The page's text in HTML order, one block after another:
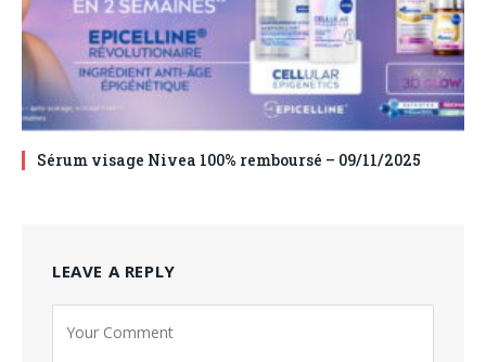
Sérum visage Nivea 100% remboursé – 09/11/2025
LEAVE A REPLY